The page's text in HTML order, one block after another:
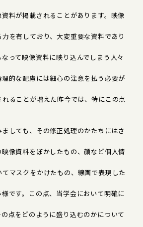
料が掲載されることがあります。映像
を有しており、大変重要な資料であり
って映像資料に映り込んでしまう人々
的な配慮には細心の注意を払う必要が
ることが増えた昨今では、特にこの点
しても、その修正処理のかたちにはさ
像資料をぼかしたもの、顔など個人情
マスクをかけたもの、線画で表現した
です。この点、当学会において明確に
点をどのように盛り込むのかについて